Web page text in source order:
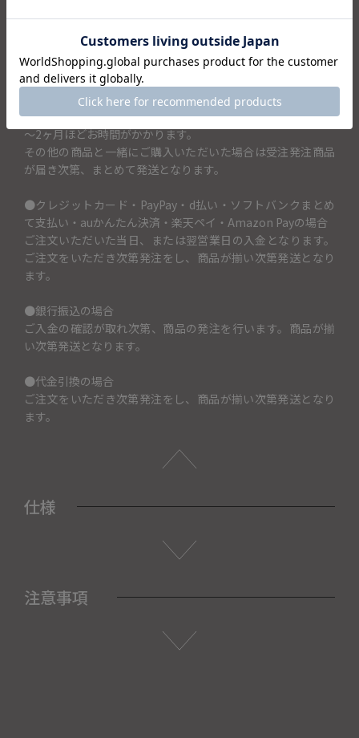
（例）佐藤家の鍋としたい場合→土鍋に入れるお名前（5文字
まで）の項目には「佐藤」と記入。
こちらの商品はご注文をいただき次第、メーカーに発注する
商品となります。ご注文をいただいてからお届けまでに1ヶ月
～2ヶ月ほどお時間がかかります。
その他の商品と一緒にご購入いただいた場合は受注発注商品
が届き次第、まとめて発送となります。
●クレジットカード・PayPay・d払い・ソフトバンクまとめ
て支払い・auかんたん決済・楽天ペイ・Amazon Payの場合
ご注文いただいた当日、または翌営業日の入金となります。
ご注文をいただき次第発注をし、商品が揃い次第発送となり
ます。
●銀行振込の場合
ご入金の確認が取れ次第、商品の発注を行います。商品が揃
い次第発送となります。
●代金引換の場合
ご注文をいただき次第発注をし、商品が揃い次第発送となり
ます。
仕様
注意事項